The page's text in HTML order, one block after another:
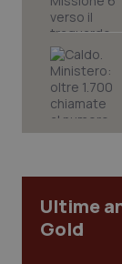
Ultime
Gold